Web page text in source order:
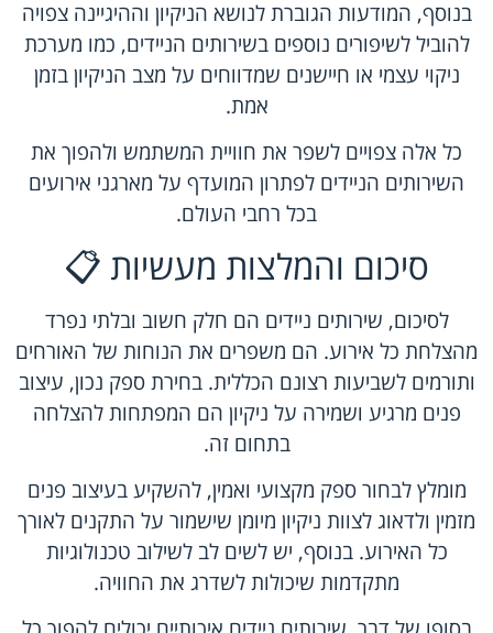
בנוסף, המודעות הגוברת לנושא הניקיון וההיגיינה צפויה
להוביל לשיפורים נוספים בשירותים הניידים, כמו מערכת
ניקוי עצמי או חיישנים שמדווחים על מצב הניקיון בזמן
אמת.
כל אלה צפויים לשפר את חוויית המשתמש ולהפוך את
השירותים הניידים לפתרון המועדף על מארגני אירועים
בכל רחבי העולם.
סיכום והמלצות מעשיות 📋
לסיכום, שירותים ניידים הם חלק חשוב ובלתי נפרד
מהצלחת כל אירוע. הם משפרים את הנוחות של האורחים
ותורמים לשביעות רצונם הכללית. בחירת ספק נכון, עיצוב
פנים מרגיע ושמירה על ניקיון הם המפתחות להצלחה
בתחום זה.
מומלץ לבחור ספק מקצועי ואמין, להשקיע בעיצוב פנים
מזמין ולדאוג לצוות ניקיון מיומן שישמור על התקנים לאורך
כל האירוע. בנוסף, יש לשים לב לשילוב טכנולוגיות
מתקדמות שיכולות לשדרג את החוויה.